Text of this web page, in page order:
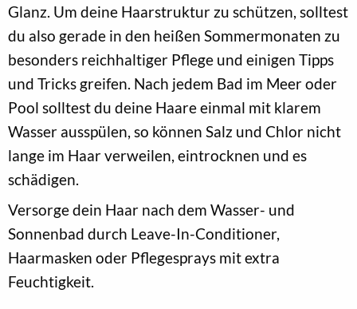
Glanz. Um deine Haarstruktur zu schützen, solltest
du also gerade in den heißen Sommermonaten zu
besonders reichhaltiger Pflege und einigen Tipps
und Tricks greifen. Nach jedem Bad im Meer oder
Pool solltest du deine Haare einmal mit klarem
Wasser ausspülen, so können Salz und Chlor nicht
lange im Haar verweilen, eintrocknen und es
schädigen.
Versorge dein Haar nach dem Wasser- und
Sonnenbad durch Leave-In-Conditioner,
Haarmasken oder Pflegesprays mit extra
Feuchtigkeit.